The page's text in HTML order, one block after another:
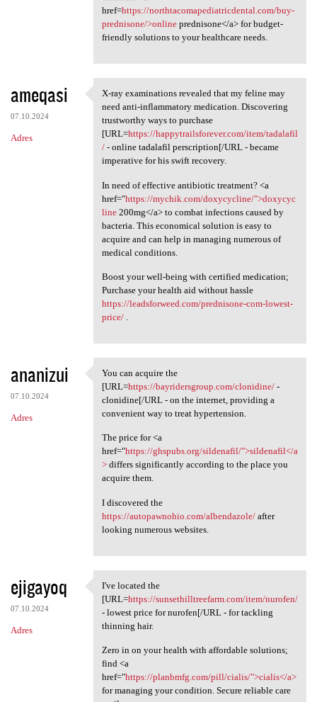
href=https://northtacomapediatricdental.com/buy-
prednisone/>onlineprednisone</a> for budget-
friendly solutions to your healthcare needs.
ameqasi
07.10.2024
Adres
X-ray examinations revealed
X-ray examinations revealed that my feline may
need anti-inflammatory medication. Discovering
trustworthy ways to purchase
[URL=https://happytrailsforever.com/item/tadalafil
/- online tadalafil perscription[/URL - became
imperative for his swift recovery.
In need of effective antibiotic treatment? <a
href="https://mychik.com/doxycycline/">doxycyc
line200mg</a> to combat infections caused by
bacteria. This economical solution is easy to
acquire and can help in managing numerous of
medical conditions.
Boost your well-being with certified medication;
Purchase your health aid without hassle
https://leadsforweed.com/prednisone-com-lowest-
price/.
ananizui
07.10.2024
Adres
You can acquire the [URL
You can acquire the
[URL=https://bayridersgroup.com/clonidine/-
clonidine[/URL - on the internet, providing a
convenient way to treat hypertension.
The price for <a
href="https://ghspubs.org/sildenafil/">sildenafil</a
>differs significantly according to the place you
acquire them.
I discovered the
https://autopawnohio.com/albendazole/after
looking numerous websites.
ejigayoq
07.10.2024
Adres
I've located the [URL=https:/
I've located the
[URL=https://sunsethilltreefarm.com/item/nurofen/
- lowest price for nurofen[/URL - for tackling
thinning hair.
Zero in on your health with affordable solutions;
find <a
href="https://planbmfg.com/pill/cialis/">cialis</a>
for managing your condition. Secure reliable care